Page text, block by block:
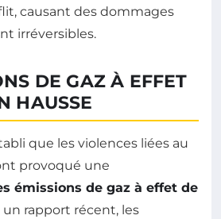
causant des dommages
irréversibles.
DE GAZ À EFFET
HAUSSE
que les violences liées au
provoqué une
émissions de gaz à effet de
un rapport récent, les